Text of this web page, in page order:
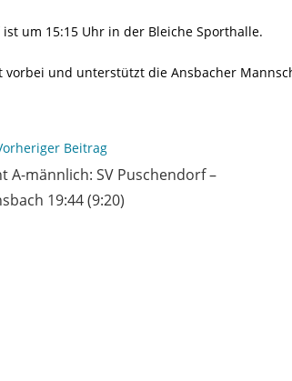
um 15:15 Uhr in der Bleiche Sporthalle.
vorbei und unterstützt die Ansbacher
Beitrag
A-männlich: SV Puschendorf –
19:44 (9:20)